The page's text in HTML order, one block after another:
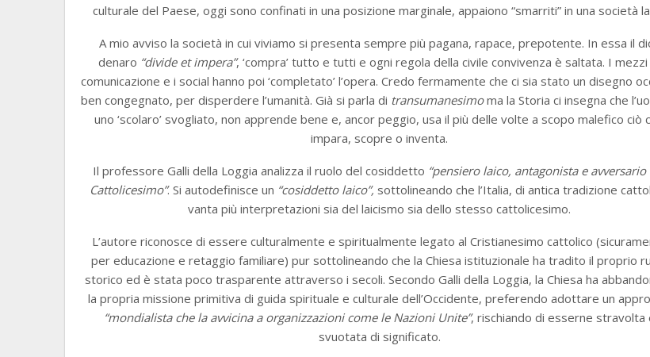
culturale del Paese, oggi sono confinati in una posizione marginale, appaiono “smarriti” in una società
A mio avviso la società in cui viviamo si presenta sempre più pagana, rapace, prepotente. In essa il
denaro “divide et impera”, ‘compra’ tutto e tutti e ogni regola della civile convivenza è saltata. I mezzi
comunicazione e i social hanno poi ‘completato’ l’opera. Credo fermamente che ci sia stato un disegno
ben congegnato, per disperdere l’umanità. Già si parla di transumanesimoma la Storia ci insegna che
uno ‘scolaro’ svogliato, non apprende bene e, ancor peggio, usa il più delle volte a scopo malefico ciò
impara, scopre o inventa.
Il professore Galli della Loggia analizza il ruolo del cosiddetto “pensiero laico, antagonista e avversario
Cattolicesimo”. Si autodefinisce un “cosiddetto laico”, sottolineando che l’Italia, di antica tradizione
vanta più interpretazioni sia del laicismo sia dello stesso cattolicesimo.
L’autore riconosce di essere culturalmente e spiritualmente legato al Cristianesimo cattolico
per educazione e retaggio familiare) pur sottolineando che la Chiesa istituzionale ha tradito il proprio
storico ed è stata poco trasparente attraverso i secoli. Secondo Galli della Loggia, la Chiesa ha
la propria missione primitiva di guida spirituale e culturale dell’Occidente, preferendo adottare un
“mondialista che la avvicina a organizzazioni come le Nazioni Unite”, rischiando di esserne stravolta
svuotata di significato.